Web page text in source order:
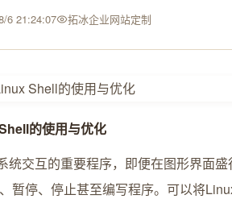
6 21:24:07 拓冰企业网站定制
的使用与优化
统交互的重要程序，即便在图形界面
暂停、停止甚至编写程序。可以将